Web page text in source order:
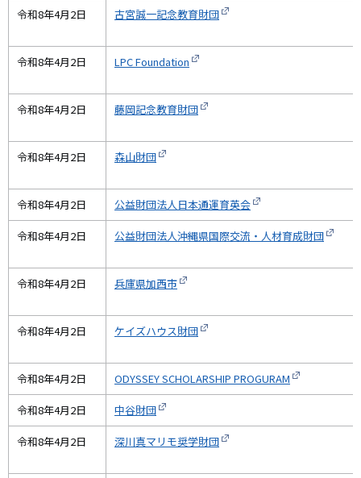
令和8年4月2日 古宮誠一記念教育財団
令和8年4月2日 LPC Foundation
令和8年4月2日 藤岡記念教育財団
令和8年4月2日 森山財団
令和8年4月2日 公益財団法人日本通運育英会
令和8年4月2日 公益財団法人沖縄県国際交流・人材育成財団
令和8年4月2日 兵庫県加西市
令和8年4月2日 ケイズハウス財団
令和8年4月2日 ODYSSEY SCHOLARSHIP PROGURAM
令和8年4月2日 中谷財団
令和8年4月2日 深川真マリモ奨学財団